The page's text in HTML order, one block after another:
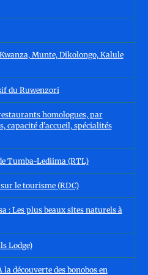
Munte, Dikolongo, Kalule
du Ruwenzori
homologues, par
capacité d’accueil, spécialités
Tumba-Lediima (RTL)
le tourisme (RDC)
: Les plus beaux sites naturels à
Lodge)
découverte des bonobos en